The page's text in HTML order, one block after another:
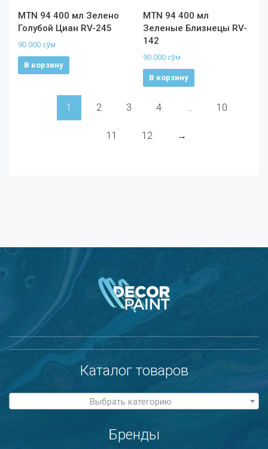
MTN 94 400 мл Зелено
Голубой Циан RV-245
90 000 сўм
В корзину
MTN 94 400 мл
Зеленые Близнецы RV-
142
90 000 сўм
В корзину
1 2 3 4 … 10
11 12 →
Каталог товаров
Выбрать категорию
Бренды